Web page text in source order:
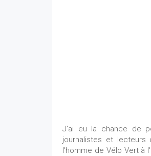
J'ai eu la chance de
journalistes et
l'homme de Vélo Vert à